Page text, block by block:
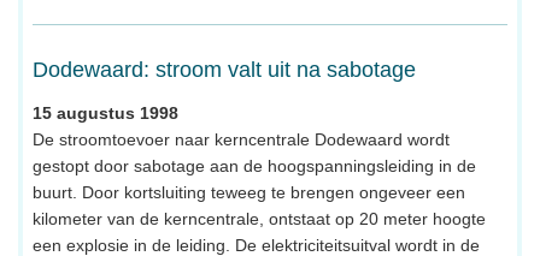
Dodewaard: stroom valt uit na sabotage
15 augustus 1998
De stroomtoevoer naar kerncentrale Dodewaard wordt
gestopt door sabotage aan de hoogspanningsleiding in de
buurt. Door kortsluiting teweeg te brengen ongeveer een
kilometer van de kerncentrale, ontstaat op 20 meter hoogte
een explosie in de leiding. De elektriciteitsuitval wordt in de